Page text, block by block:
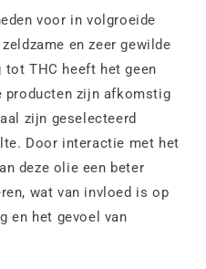
voor in volgroeide
en zeer gewilde
THC heeft het geen
producten zijn afkomstig
zijn geselecteerd
Door interactie met het
deze olie een beter
wat van invloed is op
en het gevoel van